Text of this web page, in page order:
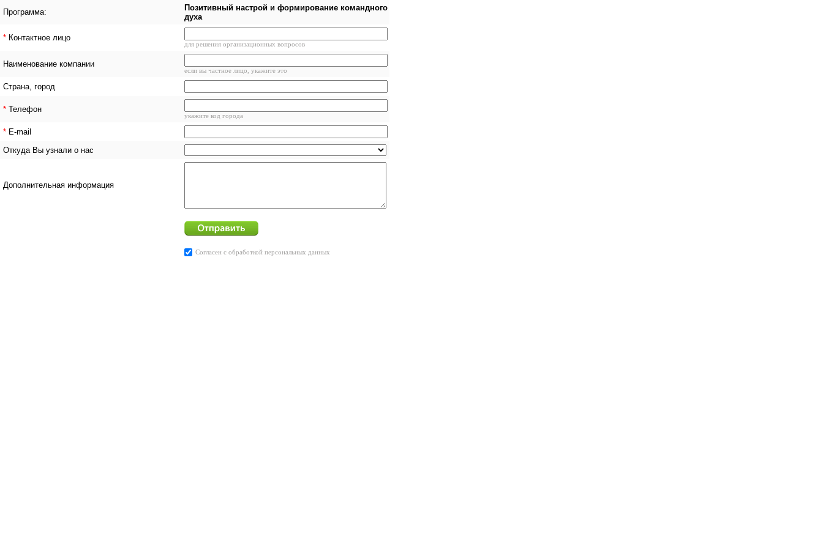
Программа:
Позитивный настрой и формирование командного
духа
* Контактное лицо
для решения организационных вопросов
Наименование компании
если вы частное лицо, укажите это
Страна, город
* Телефон
укажите код города
* E-mail
Откуда Вы узнали о нас
Дополнительная информация
Согласен с обработкой персональных данных